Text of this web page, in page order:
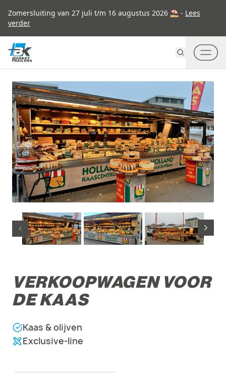
Zomersluiting van 27 juli t/m 16 augustus 2026 ⛱ - Lees
verder
VERKOOPWAGEN VOOR
DE KAAS
Kaas & olijven
Exclusive-line